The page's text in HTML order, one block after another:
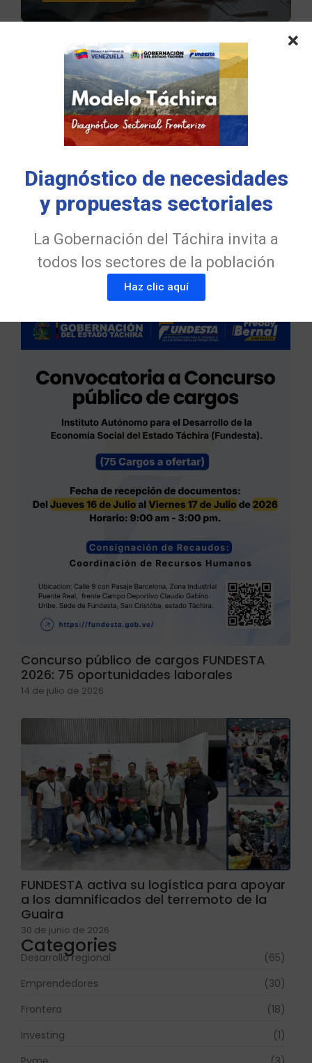
Latest Posts
FUNDESTA Y ULA Táchira fortalecen el
talento emprendedor en la nueva
generación de Contadores Públicos
Concurso público de cargos FUNDESTA
2026: 75 oportunidades laborales
14 de julio de 2026
FUNDESTA activa su logística para apoyar
a los damnificados del terremoto de la
Guaira
30 de junio de 2026
Categories
Desarrollo regional
(65)
Emprendedores
(30)
Frontera
(18)
Investing
(1)
Diagnóstico de necesidades
y propuestas sectoriales
La Gobernación del Táchira invita a
todos los sectores de la población
Haz clic aquí